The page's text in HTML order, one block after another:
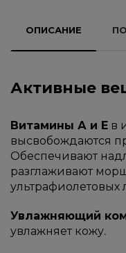
ОПИСАНИЕ
Активные
Витамины А и Е в
высвобождаются
Обеспечивают
разглаживают
ультрафиолетовых
Увлажняющий
увлажняет кожу.